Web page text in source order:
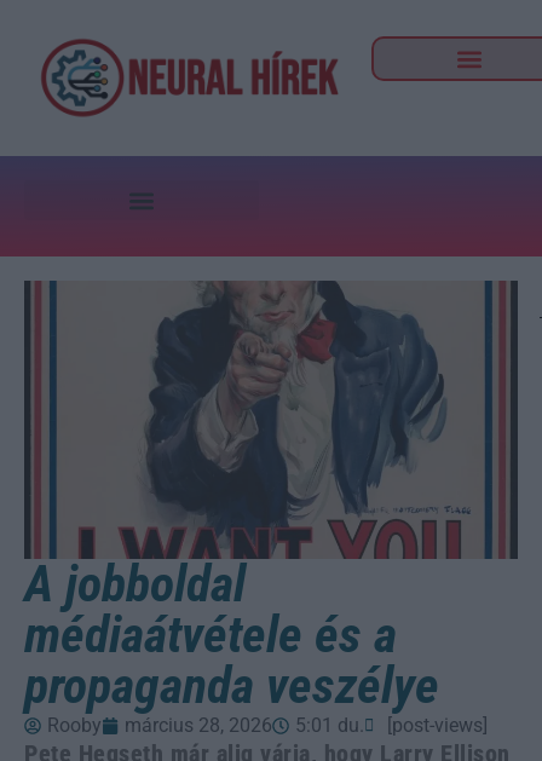
A jobboldal
médiaátvétele és a
propaganda veszélye
Rooby március 28, 2026 5:01 du. [post-views]
Pete Hegseth már alig várja, hogy Larry Ellison